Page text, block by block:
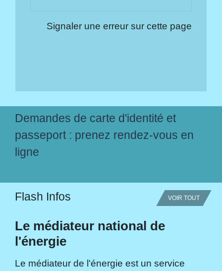
Signaler une erreur sur cette page
Demandes de carte d'identité et
passeport : prenez rendez-vous en
ligne
Flash Infos VOIR TOUT
Le médiateur national de
l'énergie
Le médiateur de l'énergie est un service